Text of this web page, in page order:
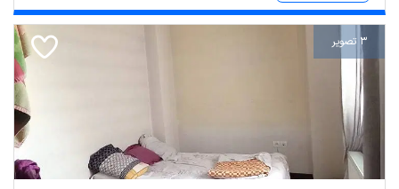
3 تصویر